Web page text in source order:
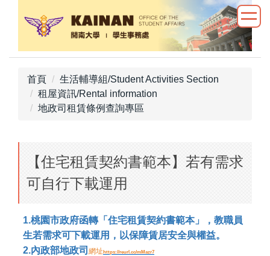
首頁
生活輔導組/Student Activities Section
租屋資訊/Rental information
地政司租賃條例查詢專區
【住宅租賃契約書範本】若有需求
可自行下載運用
1.桃園市政府函轉「 住宅租賃契約書範本」， 教職員
生若需求可下載運用 ， 以保障賃居安全與權益。
2.內政部地政司 網址 https://reurl.cc/mMazr7